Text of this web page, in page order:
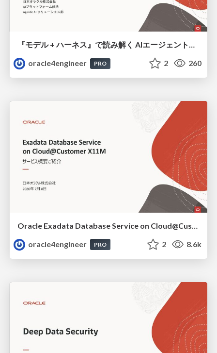
『モデル + ハーネス』で読み解く AIエージェント入門
oracle4engineer
PRO 2 260
oracle4engineer
PRO 2 8.6k